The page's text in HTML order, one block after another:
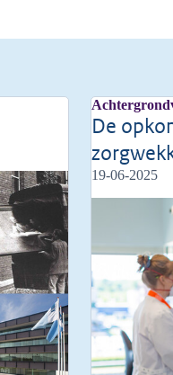
De
19-06-2025